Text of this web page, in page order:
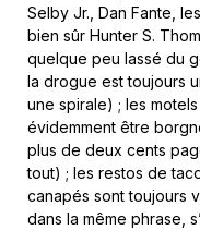
Selby Jr., Dan Fante,
bien sûr Hunter S.
quelque peu lassé du
la drogue est toujours
une spirale) ; les
évidemment être
plus de deux cents
tout) ; les restos de
canapés sont toujours
dans la même phrase,